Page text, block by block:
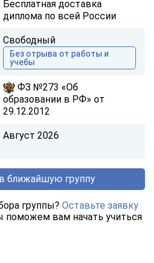
Бесплатная доставка
диплома по всей России
Свободный
Без отрыва от работы и
учебы
ФЗ №273 «Об
образовании в РФ» от
29.12.2012
Август 2026
ближайшую группу
группы? Оставьте заявку
поможем вам начать учиться